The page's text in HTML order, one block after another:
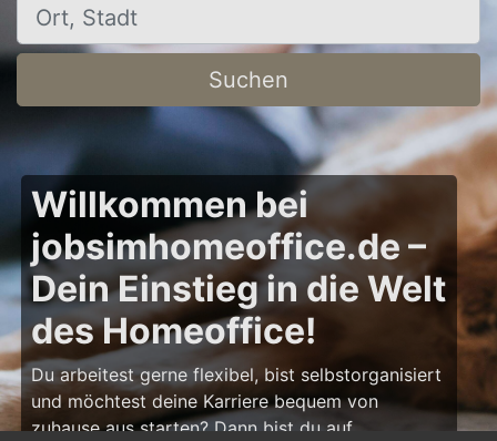
Ort, Stadt
Suchen
Willkommen bei
jobsimhomeoffice.de –
Dein Einstieg in die Welt
des Homeoffice!
Du arbeitest gerne flexibel, bist selbstorganisiert
und möchtest deine Karriere bequem von
zuhause aus starten? Dann bist du auf